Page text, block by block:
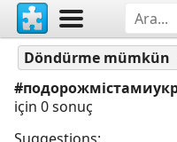
nbukids
Yapbozlar
Döndürme mümkün
için 0 sonuç